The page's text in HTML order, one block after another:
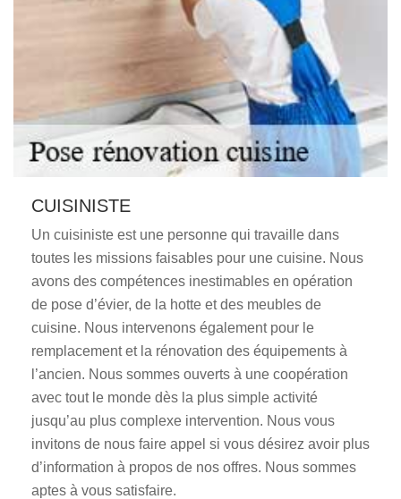
CUISINISTE
Un cuisiniste est une personne qui travaille dans
toutes les missions faisables pour une cuisine. Nous
avons des compétences inestimables en opération
de pose d’évier, de la hotte et des meubles de
cuisine. Nous intervenons également pour le
remplacement et la rénovation des équipements à
l’ancien. Nous sommes ouverts à une coopération
avec tout le monde dès la plus simple activité
jusqu’au plus complexe intervention. Nous vous
invitons de nous faire appel si vous désirez avoir plus
d’information à propos de nos offres. Nous sommes
aptes à vous satisfaire.